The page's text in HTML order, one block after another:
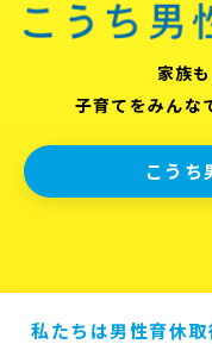
家族
子育てをみんな
こうち
私たちは男性育休